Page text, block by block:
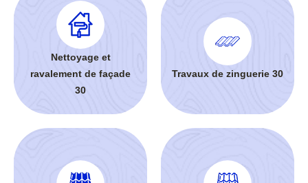
Nettoyage et
ravalement de façade
30
Travaux de zinguerie 30